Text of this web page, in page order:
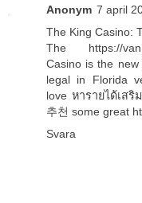
Anonym 7 april
The King Casino:
The https://
Casino is the
legal in Florida
love หารายได้เสริม
추천 some great
Svara